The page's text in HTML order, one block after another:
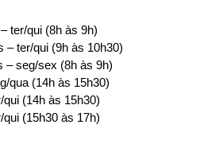
ter/qui (8h às 9h)
– ter/qui (9h às 10h30)
– seg/sex (8h às 9h)
qua (14h às 15h30)
(14h às 15h30)
(15h30 às 17h)